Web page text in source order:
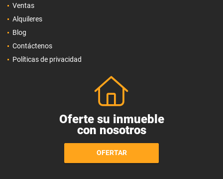
Ventas
Alquileres
Blog
Contáctenos
Políticas de privacidad
Oferte su inmueble
con nosotros
OFERTAR